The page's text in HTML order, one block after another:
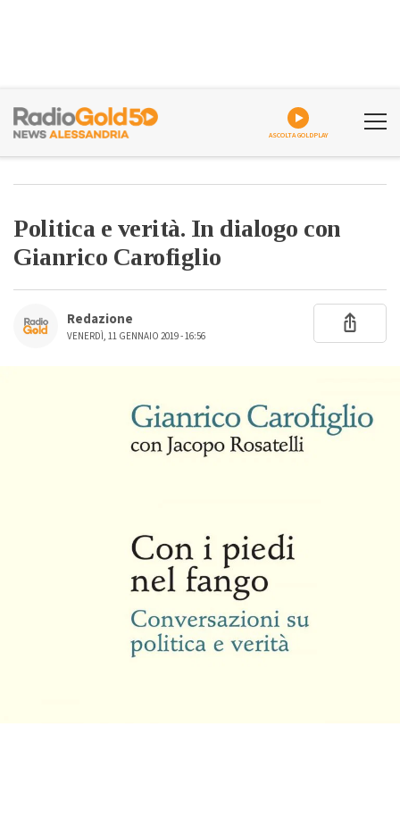
ASCOLTA GOLDPLAY
Politica e verità. In dialogo con
Gianrico Carofiglio
Redazione
VENERDÌ, 11 GENNAIO 2019 - 16:56